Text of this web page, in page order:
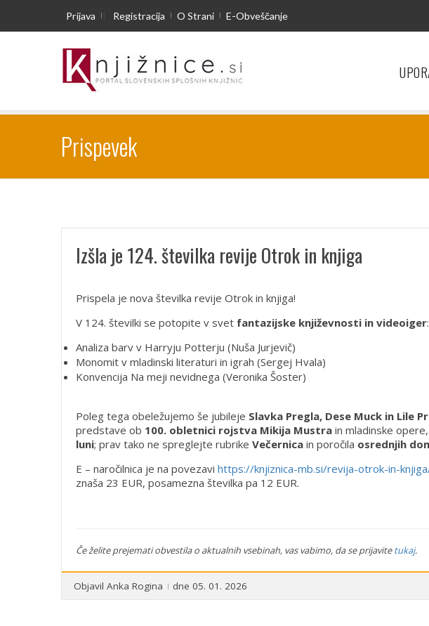
Prijava | Registracija O Strani E-Obveščanje
Prispevek
Izšla je 124. številka revije Otrok in knjiga
Prispela je nova številka revije Otrok in knjiga!
V 124. številki se potopite v svet fantazijske književnosti in videoiger:
Analiza barv v Harryju Potterju (Nuša Jurjevič)
Monomit v mladinski literaturi in igrah (Sergej Hvala)
Konvencija Na meji nevidnega (Veronika Šoster)
Poleg tega obeležujemo še jubileje Slavka Pregla, Dese Muck in Lile
predstave ob 100. obletnici rojstva Mikija Mustra in mladinske
luni; prav tako ne spreglejte rubrike Večernica in poročila osrednjih
E – naročilnica je na povezavi https://knjiznica-mb.si/revija-otrok-in-
znaša 23 EUR, posamezna številka pa 12 EUR.
Če želite prejemati obvestila o aktualnih vsebinah, vas vabimo, da se prijavitetukaj.
Objavil Anka Rogina dne 05. 01. 2026